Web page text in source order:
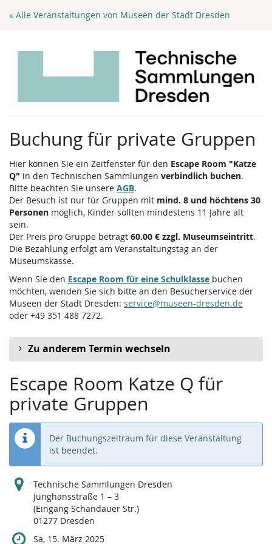
Zum
« Alle Veranstaltungen von Museen der Stadt Dresden
Buchung für private Gruppen
Hier können Sie ein Zeitfenster für den Escape Room "Katze
Q" in den Technischen Sammlungen verbindlich buchen.
Bitte beachten Sie unsere AGB.
Der Besuch ist nur für Gruppen mit mind. 8 und höchtens 30
Personen möglich, Kinder sollten mindestens 11 Jahre alt
sein.
Der Preis pro Gruppe beträgt 60.00 € zzgl. Museumseintritt.
Die Bezahlung erfolgt am Veranstaltungstag an der
Museumskasse.
Wenn Sie den Escape Room für eine Schulklasse buchen
möchten, wenden Sie sich bitte an den Besucherservice der
Museen der Stadt Dresden: service@museen-dresden.de
oder +49 351 488 7272.
Zu anderem Termin wechseln
Escape Room Katze Q für
private Gruppen
Der Buchungszeitraum für diese Veranstaltung
ist beendet.
Technische Sammlungen Dresden
Junghansstraße 1 – 3
(Eingang Schandauer Str.)
01277 Dresden
Sa, 15. März 2025